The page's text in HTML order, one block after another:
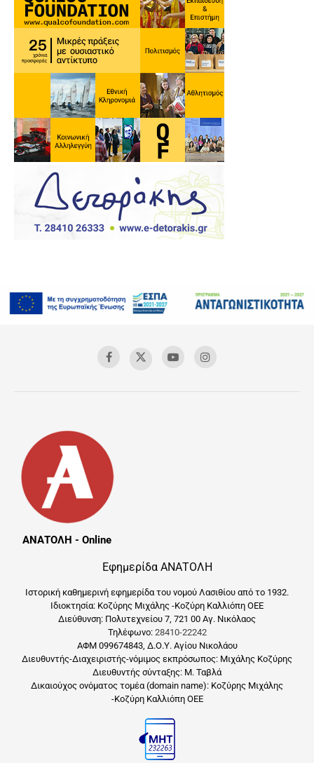
ΑΝΑΤΟΛΗ - Online
Εφημερίδα ΑΝΑΤΟΛΗ
Ιστορική καθημερινή εφημερίδα του νομού Λασιθίου από το 1932.
Ιδιοκτησία: Κοζύρης Μιχάλης -Κοζύρη Καλλιόπη ΟΕΕ
Διεύθυνση: Πολυτεχνείου 7, 721 00 Αγ. Νικόλαος
Τηλέφωνο: 28410-22242
ΑΦΜ 099674843, Δ.Ο.Υ. Αγίου Νικολάου
Διευθυντής-Διαχειριστής-νόμιμος εκπρόσωπος: Μιχάλης Κοζύρης
Διευθυντής σύνταξης: Μ. Ταβλά
Δικαιούχος ονόματος τομέα (domain name): Κοζύρης Μιχάλης
-Κοζύρη Καλλιόπη ΟΕΕ